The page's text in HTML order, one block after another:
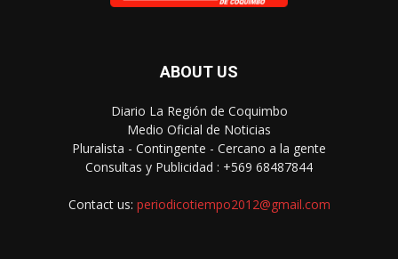
ABOUT US
Diario La Región de Coquimbo
Medio Oficial de Noticias
Pluralista - Contingente - Cercano a la gente
Consultas y Publicidad : +569 68487844
Contact us: periodicotiempo2012@gmail.com